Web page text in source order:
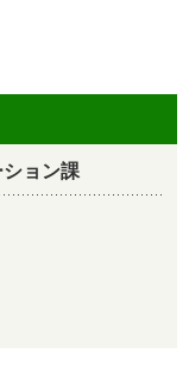
ョン課